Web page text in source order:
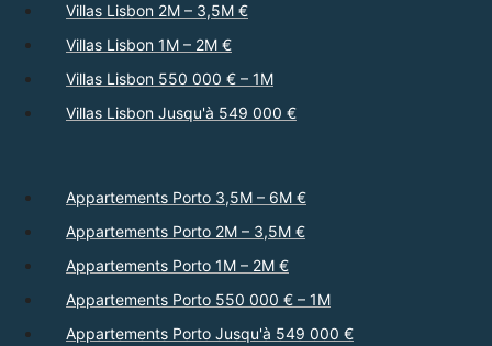
Villas Lisbon 2M – 3,5M €
Villas Lisbon 1M – 2M €
Villas Lisbon 550 000 € – 1M
Villas Lisbon Jusqu'à 549 000 €
Appartements Porto 3,5M – 6M €
Appartements Porto 2M – 3,5M €
Appartements Porto 1M – 2M €
Appartements Porto 550 000 € – 1M
Appartements Porto Jusqu'à 549 000 €